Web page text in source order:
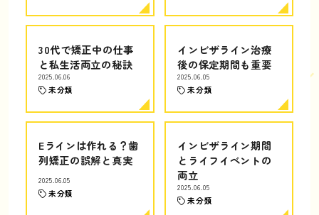
30代で矯正中の仕事
と私生活両立の秘訣
2025.06.06
未分類
インビザライン治療
後の保定期間も重要
2025.06.05
未分類
Eラインは作れる？歯
列矯正の誤解と真実
2025.06.05
未分類
インビザライン期間
とライフイベントの
両立
2025.06.05
未分類